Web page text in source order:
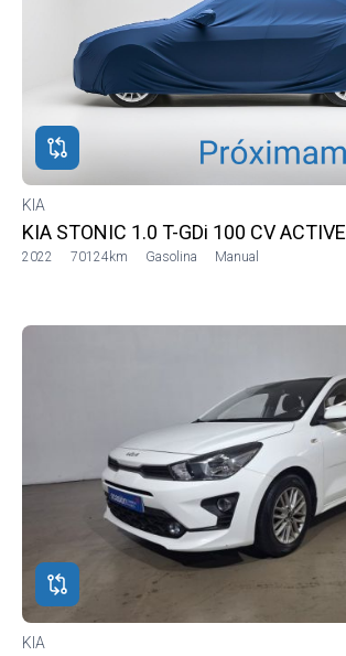
KIA
KIA STONIC 1.0 T-GDi 100 CV ACTIVE
2022 70124km Gasolina Manual
KIA